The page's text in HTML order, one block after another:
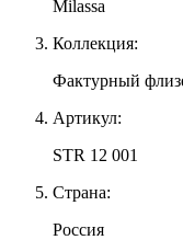
Milassa
Коллекция:
Фактурный
Артикул:
STR 12 001
Страна:
Россия